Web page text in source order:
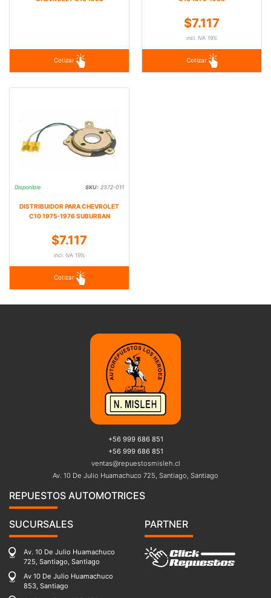
Cotizar
$7.117
incl. IVA 19%
Cotizar
Disponible SKU: 2372-011
DISTRIBUIDOR PARA CHEVROLET
C10 1975-1976 SUBURBAN
$7.117
incl. IVA 19%
Cotizar
+56 999 686 851
+56 999 686 851
ventas@repuestosmisleh.cl
Av. 10 De Julio Huamachuco 725, Santiago, Santiago
REPUESTOS AUTOMOTRICES
SUCURSALES
Av. 10 De Julio Huamachuco
725, Santiago, Santiago
Av 10 De Julio Huamachuco
853, Santiago
PARTNER